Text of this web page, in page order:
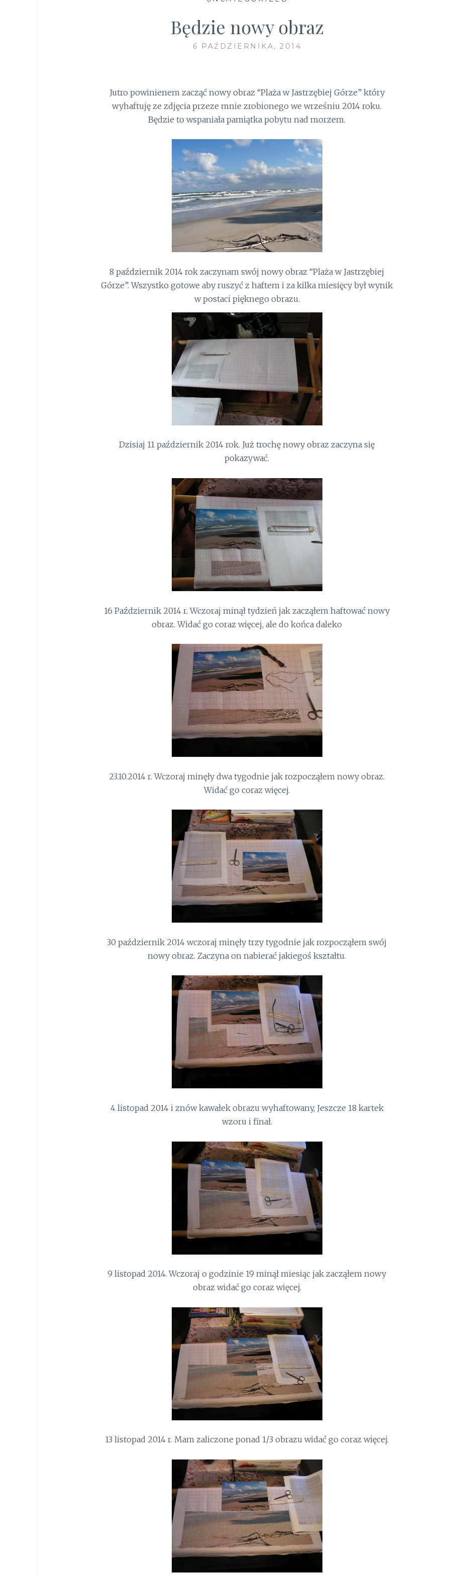
Będzie nowy obraz
6 PAŹDZIERNIKA, 2014
Jutro powinienem zacząć nowy obraz “Plaża w Jastrzębiej Górze” który
wyhaftuję ze zdjęcia przeze mnie zrobionego we wrześniu 2014 roku.
Będzie to wspaniała pamiątka pobytu nad morzem.
8 październik 2014 rok zaczynam swój nowy obraz “Plaża w Jastrzębiej
Górze”. Wszystko gotowe aby ruszyć z haftem i za kilka miesięcy był wynik
w postaci pięknego obrazu.
Dzisiaj 11 październik 2014 rok. Już trochę nowy obraz zaczyna się
pokazywać.
16 Październik 2014 r. Wczoraj minął tydzień jak zacząłem haftować nowy
obraz. Widać go coraz więcej, ale do końca daleko
23.10.2014 r. Wczoraj minęły dwa tygodnie jak rozpocząłem nowy obraz.
Widać go coraz więcej.
30 październik 2014 wczoraj minęły trzy tygodnie jak rozpocząłem swój
nowy obraz. Zaczyna on nabierać jakiegoś kształtu.
4 listopad 2014 i znów kawałek obrazu wyhaftowany, Jeszcze 18 kartek
wzoru i finał.
9 listopad 2014. Wczoraj o godzinie 19 minął miesiąc jak zacząłem nowy
obraz widać go coraz więcej.
13 listopad 2014 r. Mam zaliczone ponad 1/3 obrazu widać go coraz więcej.